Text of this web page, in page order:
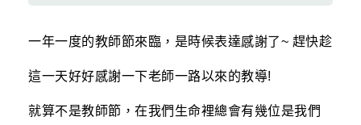
一年一度的教師節來臨，是時候表達感謝了~ 趕快趁
這一天好好感謝一下老師一路以來的教導!
就算不是教師節，在我們生命裡總會有幾位是我們